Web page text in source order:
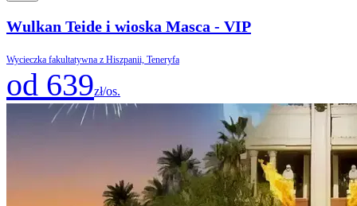
Wulkan Teide i wioska Masca - VIP
Wycieczka fakultatywna z Hiszpanii, Teneryfa
od 639zł/os.